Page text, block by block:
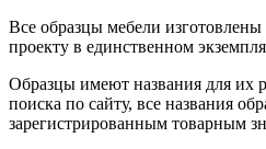
Все образцы мебели
проекту в единственном
Образцы имеют названия для их
поиска по сайту, все названия
зарегистрированным товарным